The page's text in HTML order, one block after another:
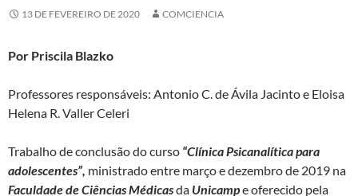
13 DE FEVEREIRO DE 2020 COMCIENCIA
Por Priscila Blazko
Professores responsáveis: Antonio C. de Ávila Jacinto e Eloisa
Helena R. Valler Celeri
Trabalho de conclusão do curso “Clínica Psicanalítica para
adolescentes”, ministrado entre março e dezembro de 2019 na
Faculdade de Ciências Médicasda Unicampe oferecido pela